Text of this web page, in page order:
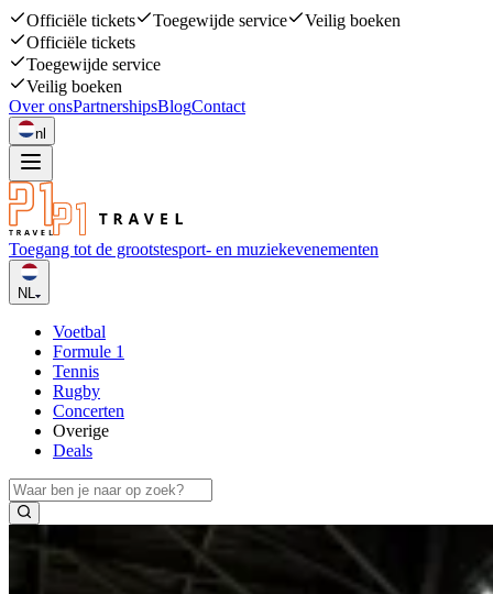
Officiële tickets Toegewijde service
Veilig boeken
Officiële tickets
Toegewijde service
Veilig boeken
Over onsPartnershipsBlogContact
nl
Toegang tot de grootstesport- en muziekevenementen
NL
Voetbal
Formule 1
Tennis
Rugby
Concerten
Overige
Deals